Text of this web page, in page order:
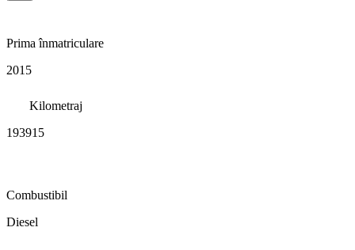
Prima înmatriculare
2015
Kilometraj
193915
Combustibil
Diesel